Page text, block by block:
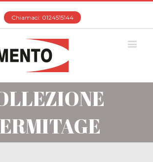
Chiamaci: 0124515144